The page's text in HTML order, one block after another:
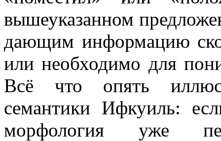
вышеуказанном
дающим информацию
или необходимо для
Всё что опять
семантики Ифкуиль:
морфология уже